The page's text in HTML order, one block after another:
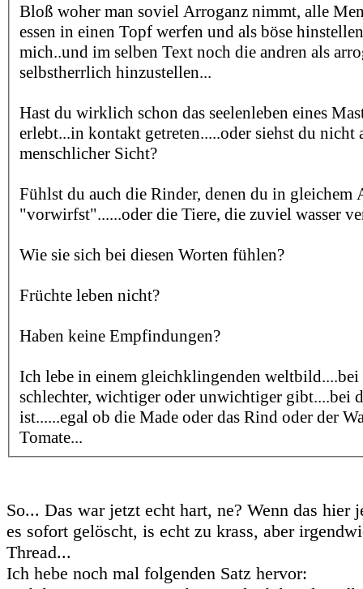
Bloß woher man soviel Arroganz nimmt, alle
essen in einen Topf werfen und als böse
mich..und im selben Text noch die andren als
selbstherrlich hinzustellen...
Hast du wirklich schon das seelenleben eines
erlebt...in kontakt getreten.....oder siehst du nicht
menschlicher Sicht?
Fühlst du auch die Rinder, denen du in gleichem
"vorwirfst"......oder die Tiere, die zuviel wasser
Wie sie sich bei diesen Worten fühlen?
Früchte leben nicht?
Haben keine Empfindungen?
Ich lebe in einem gleichklingenden weltbild....bei
schlechter, wichtiger oder unwichtiger gibt....bei
ist......egal ob die Made oder das Rind oder der
Tomate...
So... Das war jetzt echt hart, ne? Wenn das hier
es sofort gelöscht, is echt zu krass, aber
Thread...
Ich hebe noch mal folgenden Satz hervor: